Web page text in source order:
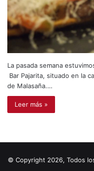
La pasada semana
Bar Pajarita, situado en la
de Malasaña.…
Leer más »
© Copyright 2026, Todos